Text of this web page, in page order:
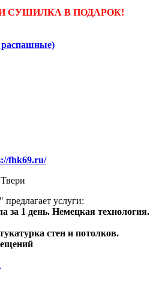
СУШИЛКА В ПОДАРОК!
fhk69.ru/
услуги:
за 1 день. Немецкая технология.
стен и потолков.